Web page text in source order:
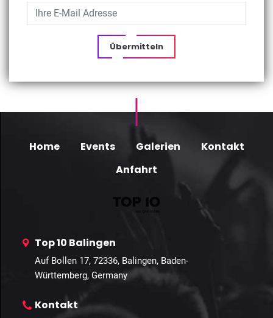
Übermitteln
Home Events Galerien
Kontakt
Anfahrt
Top 10 Balingen
Auf Bollen 17, 72336, Balingen, Baden-
Württemberg, Germany
Kontakt